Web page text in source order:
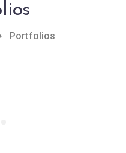
Portfolios